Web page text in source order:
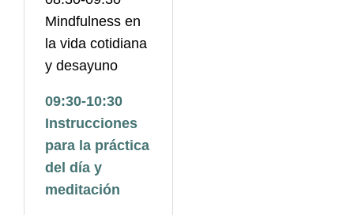
Mindfulness en
la vida cotidiana
y desayuno
09:30-10:30
Instrucciones
para la práctica
del día y
meditación